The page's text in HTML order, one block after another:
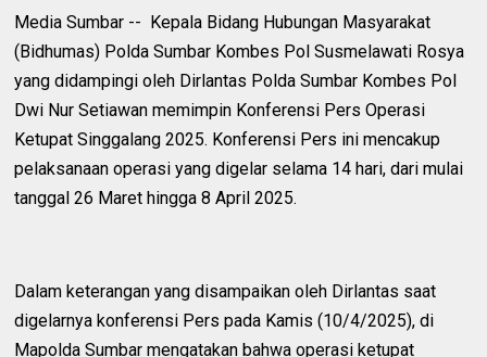
Media Sumbar -- Kepala Bidang Hubungan Masyarakat
(Bidhumas) Polda Sumbar Kombes Pol Susmelawati Rosya
yang didampingi oleh Dirlantas Polda Sumbar Kombes Pol
Dwi Nur Setiawan memimpin Konferensi Pers Operasi
Ketupat Singgalang 2025. Konferensi Pers ini mencakup
pelaksanaan operasi yang digelar selama 14 hari, dari mulai
tanggal 26 Maret hingga 8 April 2025.
Dalam keterangan yang disampaikan oleh Dirlantas saat
digelarnya konferensi Pers pada Kamis (10/4/2025), di
Mapolda Sumbar mengatakan bahwa operasi ketupat